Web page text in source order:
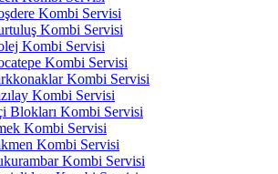
Kombi Servisi
Kombi Servisi
Kombi Servisi
Kombi Servisi
Kombi Servisi
Kombi Servisi
Blokları Kombi Servisi
Kombi Servisi
Kombi Servisi
Kombi Servisi